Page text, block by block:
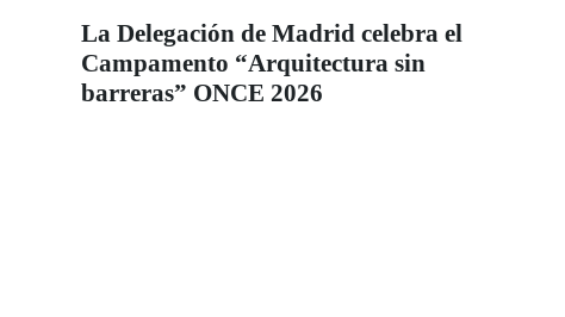
La Delegación de Madrid celebra el
Campamento “Arquitectura sin
barreras” ONCE 2026